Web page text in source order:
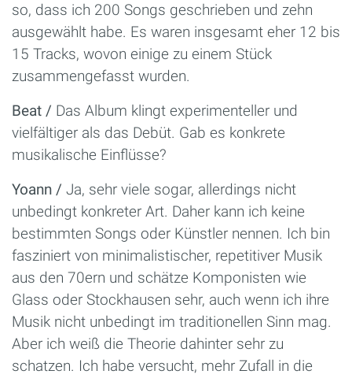
so, dass ich 200 Songs geschrieben und zehn
ausgewählt habe. Es waren insgesamt eher 12 bis
15 Tracks, wovon einige zu einem Stück
zusammengefasst wurden.
Beat / Das Album klingt experimenteller und
vielfältiger als das Debüt. Gab es konkrete
musikalische Einflüsse?
Yoann / Ja, sehr viele sogar, allerdings nicht
unbedingt konkreter Art. Daher kann ich keine
bestimmten Songs oder Künstler nennen. Ich bin
fasziniert von minimalistischer, repetitiver Musik
aus den 70ern und schätze Komponisten wie
Glass oder Stockhausen sehr, auch wenn ich ihre
Musik nicht unbedingt im traditionellen Sinn mag.
Aber ich weiß die Theorie dahinter sehr zu
schatzen. Ich habe versucht, mehr Zufall in die